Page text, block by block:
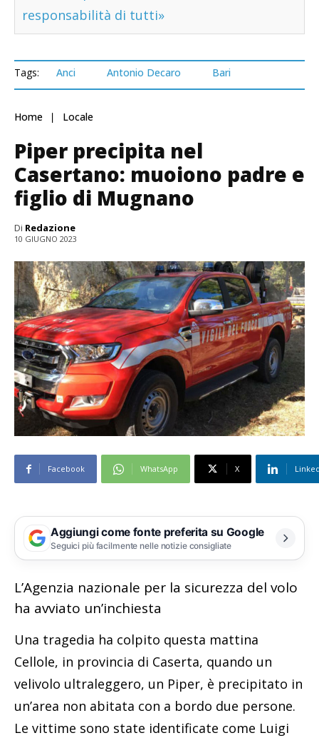
responsabilità di tutti»
Tags: Anci Antonio Decaro Bari
Home Locale
Piper precipita nel
Casertano: muoiono padre e
figlio di Mugnano
Di Redazione
10 GIUGNO 2023
Facebook WhatsApp X
Aggiungi come fonte preferita su Google
Seguici più facilmente nelle notizie consigliate
L’Agenzia nazionale per la sicurezza del volo
ha avviato un’inchiesta
Una tragedia ha colpito questa mattina
Cellole, in provincia di Caserta, quando un
velivolo ultraleggero, un Piper, è precipitato in
un’area non abitata con a bordo due persone.
Le vittime sono state identificate come Luigi